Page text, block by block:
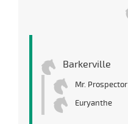
Barkerville
Mr. Prospector
Euryanthe